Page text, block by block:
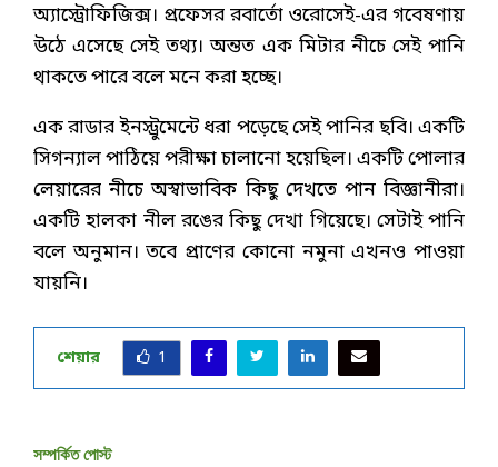
অ্যাস্ট্রোফিজিক্স। প্রফেসর রবার্তো ওরোসেই-এর গবেষণায়
উঠে এসেছে সেই তথ্য। অন্তত এক মিটার নীচে সেই পানি
থাকতে পারে বলে মনে করা হচ্ছে।
এক রাডার ইনস্ট্রুমেন্টে ধরা পড়েছে সেই পানির ছবি। একটি
সিগন্যাল পাঠিয়ে পরীক্ষা চালানো হয়েছিল। একটি পোলার
লেয়ারের নীচে অস্বাভাবিক কিছু দেখতে পান বিজ্ঞানীরা।
একটি হালকা নীল রঙের কিছু দেখা গিয়েছে। সেটাই পানি
বলে অনুমান। তবে প্রাণের কোনো নমুনা এখনও পাওয়া
যায়নি।
শেয়ার 1
সম্পর্কিত পোস্ট